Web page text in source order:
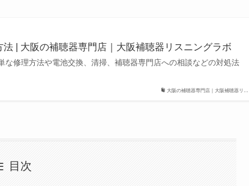
大阪の補聴器専門店｜大阪補聴器リ…
| 大阪の補聴器専門店｜大阪補聴器リスニングラボ
な修理方法や電池交換、清掃、補聴器専門店への相談などの対処法
目次